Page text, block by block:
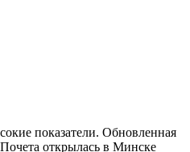
показатели. Обновленная
открылась в Минске